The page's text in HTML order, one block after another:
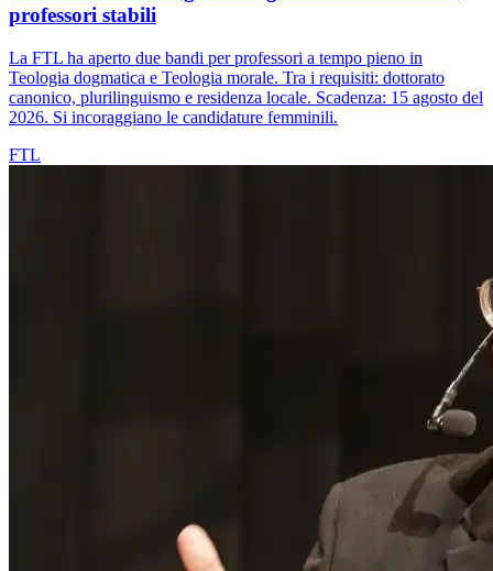
professori stabili
La FTL ha aperto due bandi per professori a tempo pieno in
Teologia dogmatica e Teologia morale. Tra i requisiti: dottorato
canonico, plurilinguismo e residenza locale. Scadenza: 15 agosto del
2026. Si incoraggiano le candidature femminili.
FTL